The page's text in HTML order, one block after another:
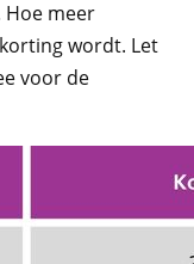
meer
wordt. Let
voor de